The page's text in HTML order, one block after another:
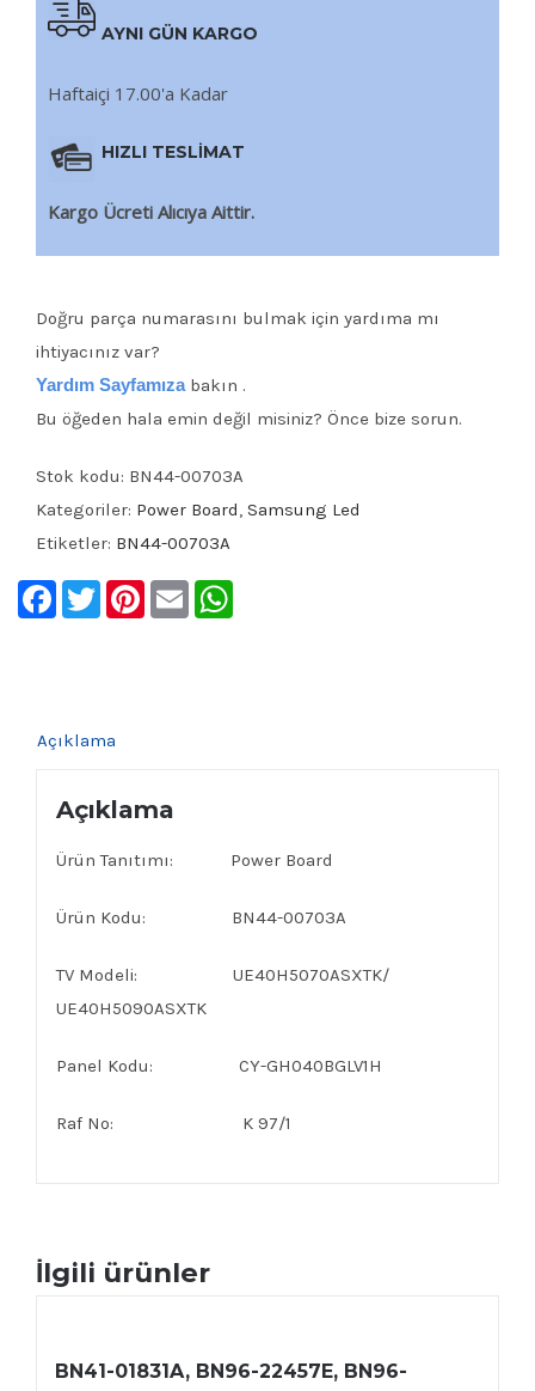
AYNI GÜN KARGO
Haftaiçi 17.00'a Kadar
HIZLI TESLİMAT
Kargo Ücreti Alıcıya Aittir.
Doğru parça numarasını bulmak için yardıma mı
ihtiyacınız var?
Yardım Sayfamızabakın .
Bu öğeden hala emin değil misiniz? Önce bize sorun.
Stok kodu: BN44-00703A
Kategoriler: Power Board Samsung Led
Etiketler: BN44-00703A
Facebook
TwitterPinterest
Email
Açıklama
Açıklama
Ürün Tanıtımı: Power Board
Ürün Kodu: BN44-00703A
TV Modeli: UE40H5070ASXTK/
UE40H5090ASXTK
Panel Kodu: CY-GH040BGLV1H
Raf No: K 97/1
İlgili ürünler
BN41-01831A, BN96-22457E, BN96-